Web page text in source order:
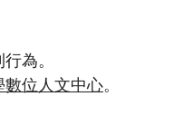
為。
數位人文中心。